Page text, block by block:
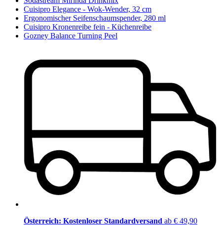
Cuisipro Elegance - Wok-Wender, 32 cm
Ergonomischer Seifenschaumspender, 280 ml
Cuisipro Kronenreibe fein - Küchenreibe
Gozney Balance Turning Peel
Österreich: Kostenloser Standardversand ab € 49,90